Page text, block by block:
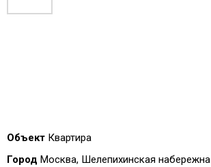
Объект Квартира
Город Москва, Шелепихинская набережна